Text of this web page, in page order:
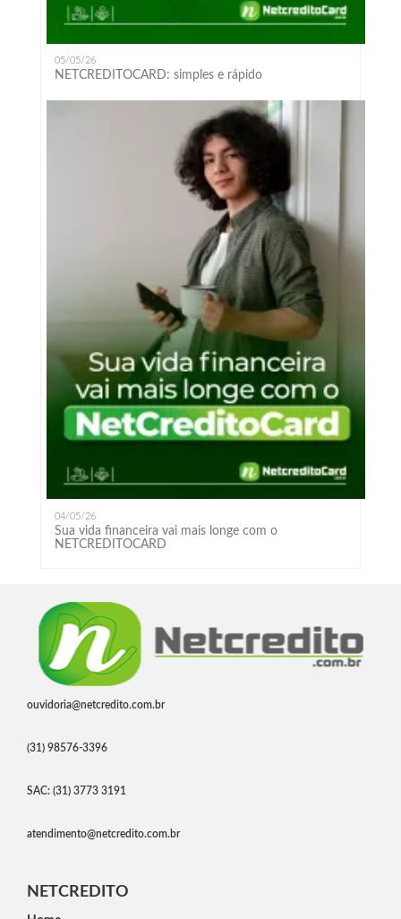
05/05/26
NETCREDITOCARD: simples e rápido
04/05/26
Sua vida financeira vai mais longe com o
NETCREDITOCARD
ouvidoria@netcredito.com.br
(31) 98576-3396
SAC: (31) 3773 3191
atendimento@netcredito.com.br
NETCREDITO